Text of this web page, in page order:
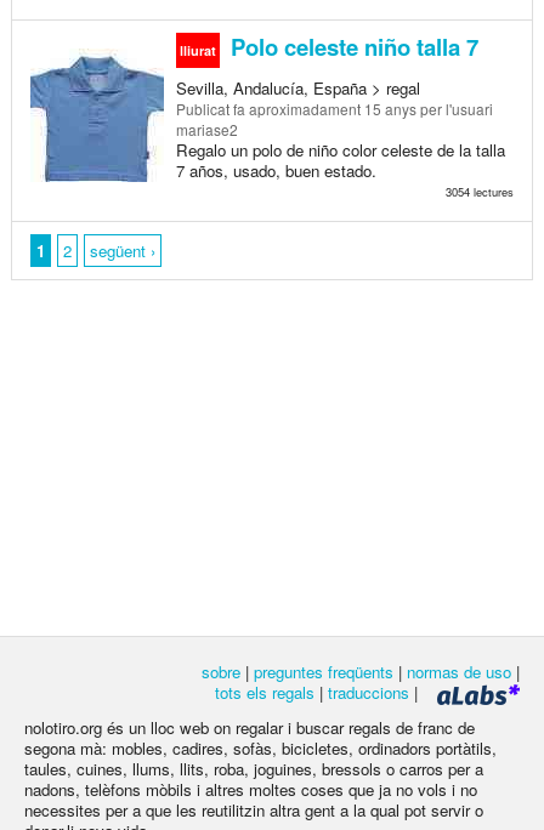
lliurat Polo celeste niño talla 7
Sevilla, Andalucía, España > regal
Publicatfa aproximadament 15 anysper l'usuari
mariase2
Regalo un polo de niño color celeste de la talla
7 años, usado, buen estado.
3054 lectures
1 2 següent ›
sobre | preguntes freqüents | normas de uso |
tots els regals | traduccions |
nolotiro.org és un lloc web on regalar i buscar regals de franc de
segona mà: mobles, cadires, sofàs, bicicletes, ordinadors portàtils,
taules, cuines, llums, llits, roba, joguines, bressols o carros per a
nadons, telèfons mòbils i altres moltes coses que ja no vols i no
necessites per a que les reutilitzin altra gent a la qual pot servir o